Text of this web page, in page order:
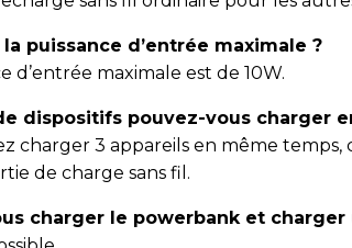
puissance d’entrée maximale ?
d’entrée maximale est de 10W.
dispositifs pouvez-vous charger
charger 3 appareils en même temps,
de charge sans fil.
charger le powerbank et